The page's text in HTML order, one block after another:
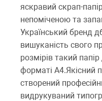
яскравий скрап-
непоміченою та
Український бренд
вишуканість свого
розмірів такий
форматі А4.Якісний
створений
видрукуваний